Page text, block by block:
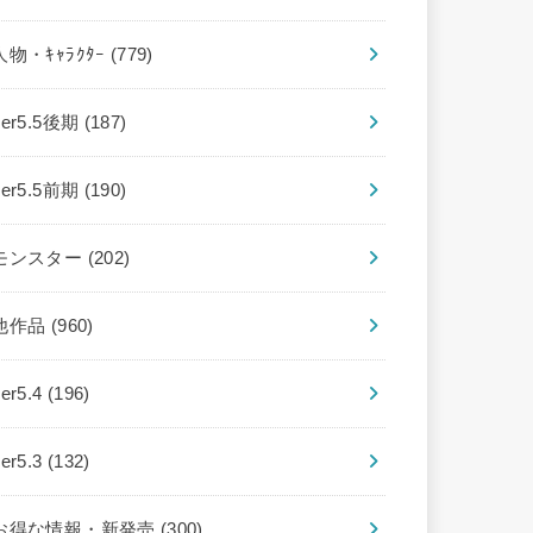
物・ｷｬﾗｸﾀｰ (779)
後期 (187)
前期 (190)
ンスター (202)
作品 (960)
(196)
(132)
得な情報・新発売 (300)